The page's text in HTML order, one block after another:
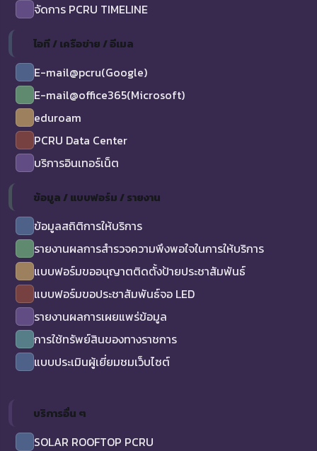
จัดการ PCRU TIMELINE
ไอที / เครือข่าย / อีเมล
E-mail@pcru(Google)
E-mail@office365(Microsoft)
eduroam
PCRU Data Center
บริการอินเทอร์เน็ต
ข้อมูล / แบบฟอร์ม / รายงาน
ข้อมูลสถิติการให้บริการ
รายงานผลการสำรวจความพึงพอใจในการให้บริการ
แบบฟอร์มขออนุญาตติดตั้งป้ายประชาสัมพันธ์
แบบฟอร์มขอประชาสัมพันธ์จอ LED
รายงานผลการเผยแพร่ข้อมูล
การใช้ทรัพย์สินของทางราชการ
แบบประเมินผู้เยี่ยมชมเว็บไซต์
บริการอื่น ๆ
SOLAR ROOFTOP PCRU